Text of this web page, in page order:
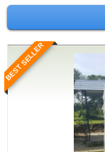
BEST SELLER